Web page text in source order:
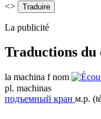
<>
La publicité
Traductions
la machina f nom
pl. machinas
подъемный кран м.р.